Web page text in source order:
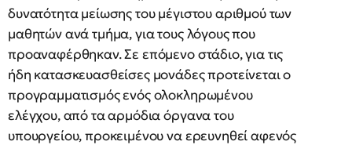
δυνατότητα μείωσης του μέγιστου αριθμού των
μαθητών ανά τμήμα, για τους λόγους που
προαναφέρθηκαν. Σε επόμενο στάδιο, για τις
ήδη κατασκευασθείσες μονάδες προτείνεται ο
προγραμματισμός ενός ολοκληρωμένου
ελέγχου, από τα αρμόδια όργανα του
υπουργείου, προκειμένου να ερευνηθεί αφενός